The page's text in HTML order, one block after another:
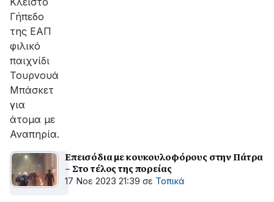
Γήπεδο
της ΕΑΠ
φιλικό
παιχνίδι
Τουρνουά
Μπάσκετ
για
άτομα με
Αναπηρία.
Επεισόδια με κουκουλοφόρους στην Πάτρα
– Στο τέλος της πορείας
17 Νοε 2023 21:39 σε Τοπικά